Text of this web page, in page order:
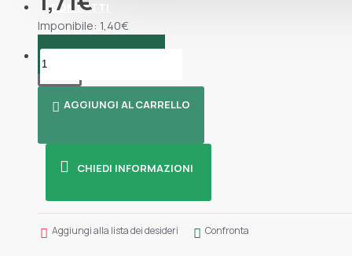
CONTATTI
Imponibile: 1,40€
AGGIUNGI AL CARRELLO
CHIEDI INFORMAZIONI
Aggiungi alla lista dei desideri Confronta